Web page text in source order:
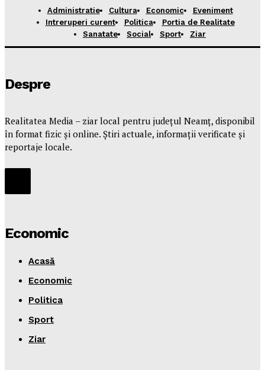
Administratie Cultura Economic
Eveniment
Intreruperi curent
Politica
Portia de Realitate
Sanatate
Social Sport Ziar
Despre
Realitatea Media – ziar local pentru județul Neamț, disponibil
în format fizic și online. Știri actuale, informații verificate și
reportaje locale.
Economic
Acasă
Economic
Politica
Sport
Ziar